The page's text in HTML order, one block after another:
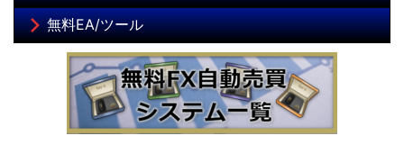
無料EA/ツール